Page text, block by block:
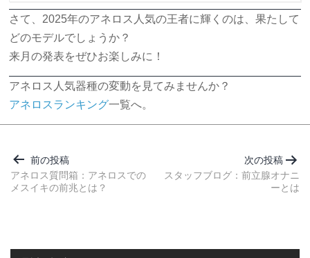
さて、2025年のアネロス人気の王者に輝くのは、果たして
どのモデルでしょうか？
来月の発表をぜひお楽しみに！
アネロス人気器種の変動を見てみませんか？
アネロスランキング一覧へ。
稿
ナ
ビ
前の投稿
アネロス質問箱：アネロスでの
メスイキの前兆とは？
次の投稿
スタッフブログ：前立腺オナニ
ーとは